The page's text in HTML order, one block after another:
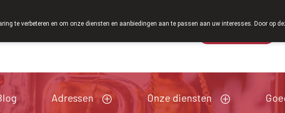
Adressen Onze diensten
te verbeteren en om onze diensten en aanbiedingen aan te passen aan uw interesses. Door op